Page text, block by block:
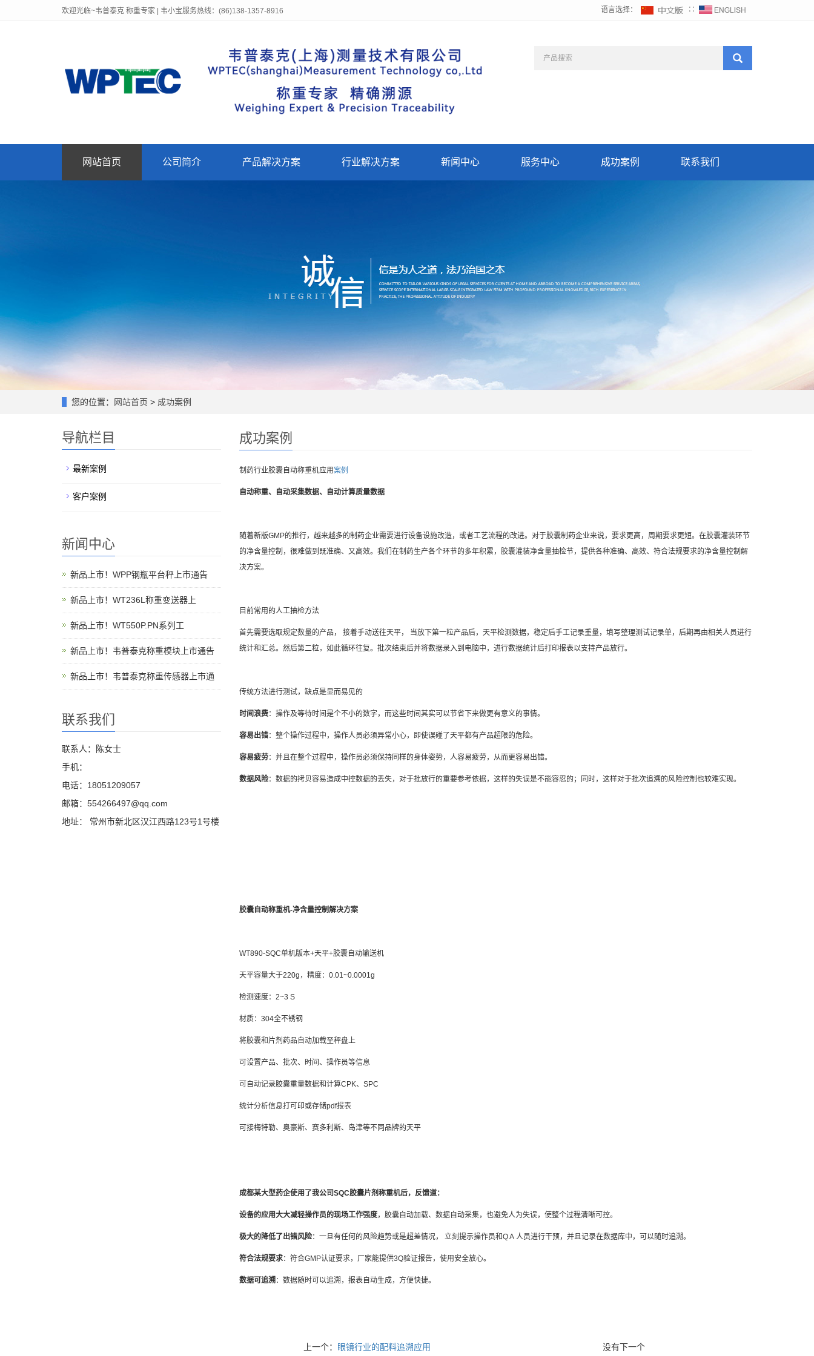
欢迎光临~韦普泰克 称重专家 | 韦小宝服务热线：(86)138-1357-8916 语言选择： ∷
网站首页 公司简介 产品解决方案 行业解决方案 新闻中心 服务中心 成功案例 联系我们
您的位置： 网站首页 > 成功案例
成功案例
制药行业胶囊自动称重机应用案例
自动称重、自动采集数据、自动计算质量数据
随着新版GMP的推行，越来越多的制药企业需要进行设备设施改造，或者工艺流程的改进。对于胶囊制药企业来说，要求更高，周期要求更短。在胶囊灌装环节
的净含量控制，很难做到既准确、又高效。我们在制药生产各个环节的多年积累，胶囊灌装净含量抽检节，提供各种准确、高效、符合法规要求的净含量控制解
决方案。
目前常用的人工抽检方法
首先需要选取规定数量的产品， 接着手动送往天平， 当放下第一粒产品后，天平检测数据，稳定后手工记录重量，填写整理测试记录单，后期再由相关人员进行
统计和汇总。然后第二粒，如此循环往复。批次结束后并将数据录入到电脑中，进行数据统计后打印报表以支持产品放行。
传统方法进行测试，缺点是显而易见的
时间浪费：操作及等待时间是个不小的数字，而这些时间其实可以节省下来做更有意义的事情。
容易出错：整个操作过程中，操作人员必须异常小心，即使误碰了天平都有产品超限的危险。
容易疲劳：并且在整个过程中，操作员必须保持同样的身体姿势，人容易疲劳，从而更容易出错。
数据风险：数据的拷贝容易造成中控数据的丢失，对于批放行的重要参考依据，这样的失误是不能容忍的；同时，这样对于批次追溯的风险控制也较难实现。
胶囊自动称重机-净含量控制解决方案
WT890-SQC单机版本+天平+胶囊自动输送机
天平容量大于220g，精度：0.01~0.0001g
检测速度：2~3 S
材质：304全不锈钢
将胶囊和片剂药品自动加载至秤盘上
可设置产品、批次、时间、操作员等信息
可自动记录胶囊重量数据和计算CPK、SPC
统计分析信息打可印或存储pdf报表
可接梅特勒、奥豪斯、赛多利斯、岛津等不同品牌的天平
成都某大型药企使用了我公司SQC胶囊片剂称重机后，反馈道：
设备的应用大大减轻操作员的现场工作强度，胶囊自动加载、数据自动采集，也避免人为失误，使整个过程清晰可控。
极大的降低了出错风险：一旦有任何的风险趋势或是超差情况， 立刻提示操作员和Q A 人员进行干预，并且记录在数据库中，可以随时追溯。
符合法规要求：符合GMP认证要求，厂家能提供3Q验证报告，使用安全放心。
数据可追溯 ：数据随时可以追溯，报表自动生成，方便快捷。
上一个： 眼镜行业的配料追溯应用 没有下一个
导航栏目
最新案例
客户案例
新闻中心
新品上市！WPP钢瓶平台秤上市通告
新品上市！WT236L称重变送器上
新品上市！WT550P.PN系列工
新品上市！韦普泰克称重模块上市通告
新品上市！韦普泰克称重传感器上市通
联系我们
联系人：陈女士
手机：
电话：18051209057
邮箱：554266497@qq.com
地址： 常州市新北区汉江西路123号1号楼